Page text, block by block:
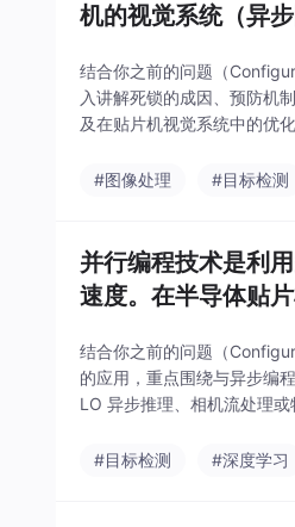
机的视觉系统（异
结合你之前的问题（
入讲解死锁的成因、预防机
及在贴片机视觉系统中的优
#图像处理 #目标检测
并行编程技术是利
速度。在半导体贴
结合你之前的问题（
的应用，重点围绕与异步编
LO 异步推理、相机流处理
#目标检测
#深度学习